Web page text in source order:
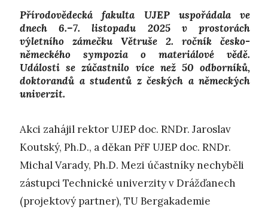
Přírodovědecká fakulta UJEP uspořádala ve
dnech 6.–7. listopadu 2025 v prostorách
výletního zámečku Větruše 2. ročník česko-
německého sympozia o materiálové vědě.
Události se zúčastnilo více než 50 odborníků,
doktorandů a studentů z českých a německých
univerzit.
Akci zahájil rektor UJEP doc. RNDr. Jaroslav
Koutský, Ph.D., a děkan PřF UJEP doc. RNDr.
Michal Varady, Ph.D. Mezi účastníky nechyběli
zástupci Technické univerzity v Drážďanech
(projektový partner), TU Bergakademie